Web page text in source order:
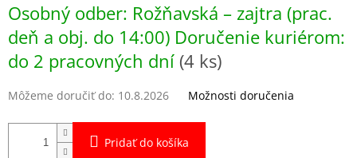
cena:
Osobný odber: Rožňavská – zajtra (prac.
deň a obj. do 14:00) Doručenie kuriérom:
do 2 pracovných dní (4 ks)
Môžeme doručiť do: 10.8.2026 Možnosti doručenia
Pridať do košíka